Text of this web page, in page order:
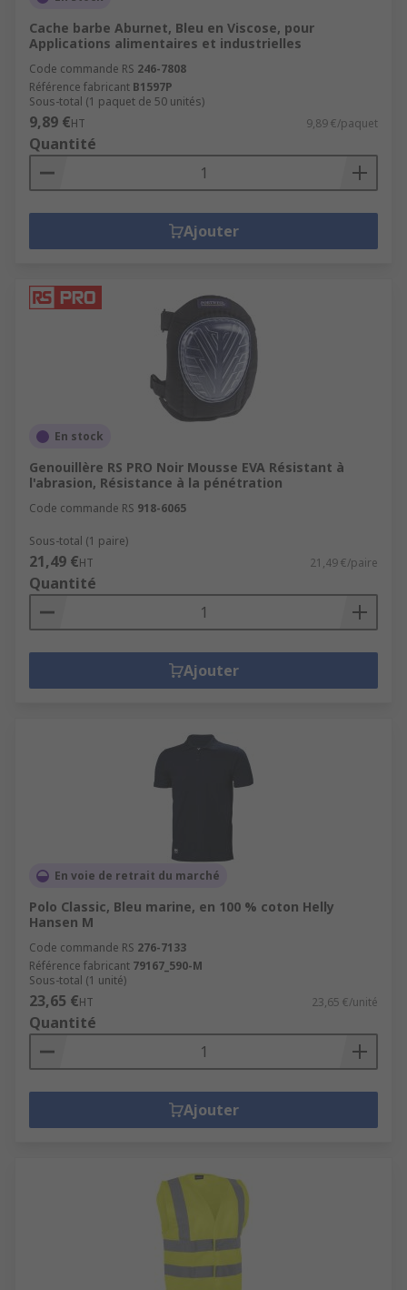
Cache barbe Aburnet, Bleu en Viscose, pour
Applications alimentaires et industrielles
Code commande RS 246-7808
Référence fabricant B1597P
Sous-total (1 paquet de 50 unités)
9,89 €HT 9,89 €/paquet
Quantité
Ajouter
En stock
Genouillère RS PRO Noir Mousse EVA Résistant à
l'abrasion, Résistance à la pénétration
Code commande RS 918-6065
Sous-total (1 paire)
21,49 €HT 21,49 €/paire
Quantité
Ajouter
En voie de retrait du marché
Polo Classic, Bleu marine, en 100 % coton Helly
Hansen M
Code commande RS 276-7133
Référence fabricant 79167_590-M
Sous-total (1 unité)
23,65 €HT 23,65 €/unité
Quantité
Ajouter